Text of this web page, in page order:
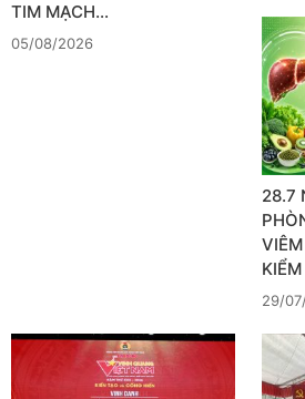
TIM MẠCH…
05/08/2026
28.7
29/